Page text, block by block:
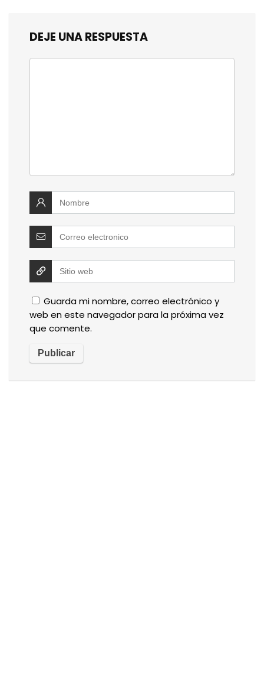
DEJE UNA RESPUESTA
Guarda mi nombre, correo electrónico y
web en este navegador para la próxima vez
que comente.